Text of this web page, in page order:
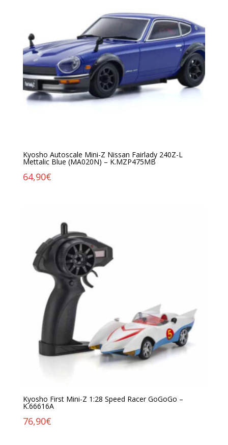
Kyosho Autoscale Mini-Z Nissan Fairlady 240Z-L
Mettalic Blue (MA020N) – K.MZP475MB
64,90€
Kyosho First Mini-Z 1:28 Speed Racer GoGoGo –
K.66616A
76,90€